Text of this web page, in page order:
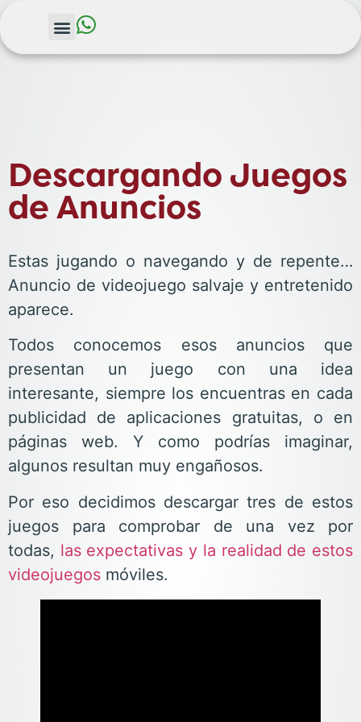
Descargando Juegos
de Anuncios
Estas jugando o navegando y de repente…
Anuncio de videojuego salvaje y entretenido
aparece.
Todos conocemos esos anuncios que
presentan un juego con una idea
interesante, siempre los encuentras en cada
publicidad de aplicaciones gratuitas, o en
páginas web. Y como podrías imaginar,
algunos resultan muy engañosos.
Por eso decidimos descargar tres de estos
juegos para comprobar de una vez por
todas, las expectativas y la realidad de estos
videojuegos móviles.